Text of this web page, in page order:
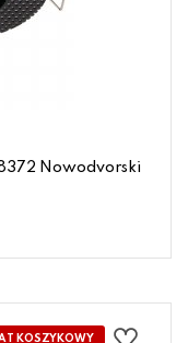
Nowodvorski